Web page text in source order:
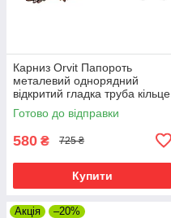
Карниз Orvit Папороть
металевий однорядний
відкритий гладка труба кільце
металеве Мідь 16 мм 120 см
(00-00019405)
Готово до відправки
580 ₴ 725 ₴
Купити
Акція –20%